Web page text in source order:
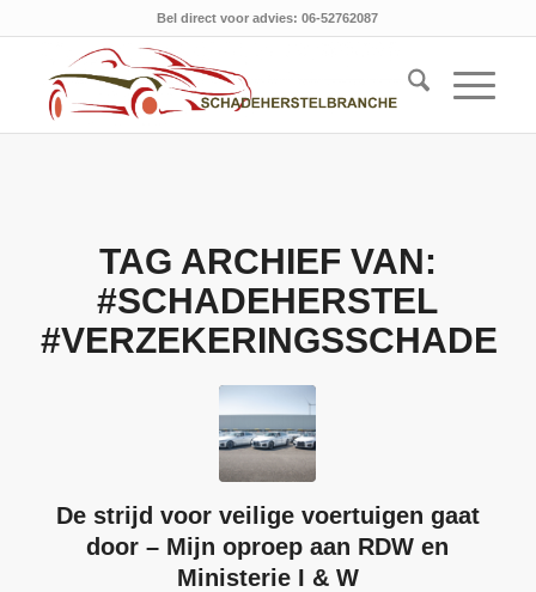
Bel direct voor advies: 06-52762087
TAG ARCHIEF VAN:
#SCHADEHERSTEL
#VERZEKERINGSSCHADE
De strijd voor veilige voertuigen gaat
door – Mijn oproep aan RDW en
Ministerie I & W